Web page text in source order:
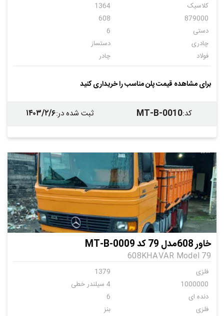
کلاسیک
1364
879000
608
دستی
6
چادری
دستساز
فولاد
چادر
برای مشاهده قیمت پلن مناسب را خریداری کنید
کد:
MT-B-0010 ثبت شده در:۱۴۰۳/۲/۶
خاور 608مدل 79 کد MT-B-0009
608KHAVAR Model 79
فلزی
1379
1000000
4 سیلندر خطی
دنده ای
6
فلزی
بنز